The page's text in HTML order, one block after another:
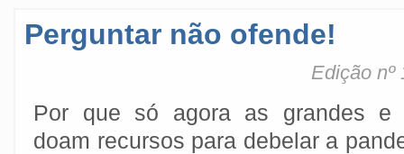
Perguntar não ofende!
Edição nº
Por que só agora as grandes e
doam recursos para debelar a